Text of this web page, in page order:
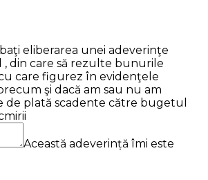
eliberarea unei adeverinţe
, din care să rezulte bunurile
care figurez în evidenţele
şi dacă am sau nu am
plată scadente către bugetul
Această adeverință îmi este